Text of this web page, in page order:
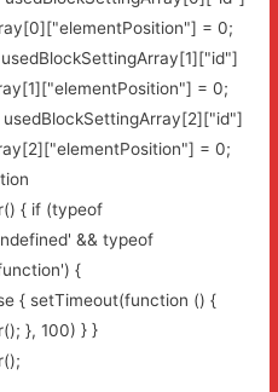
= 0;
= 0;
= 0;
{ if (typeof
&& typeof
{
{ setTimeout(function () {
}, 100) } }